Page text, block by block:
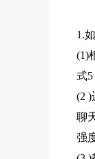
1.
(1)
式5
(2 )
聊
强